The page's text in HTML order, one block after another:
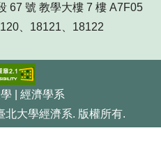
67 號 教學大樓 7 樓 A7F05
、18121、18122
| 經濟學系
大學經濟系. 版權所有.